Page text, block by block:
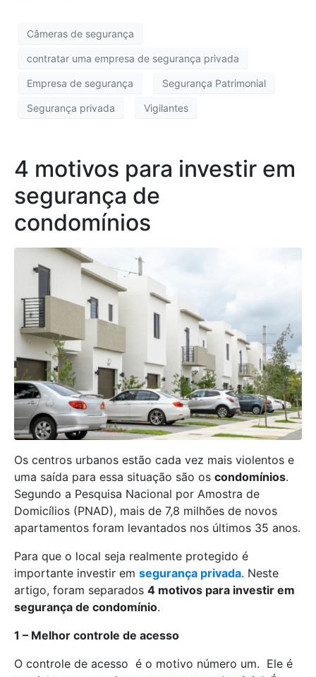
Câmeras de segurança
contratar uma empresa de segurança privada
Empresa de segurança Segurança Patrimonial
Segurança privada Vigilantes
4 motivos para investir em
segurança de
condomínios
Os centros urbanos estão cada vez mais violentos e
uma saída para essa situação são os condomínios.
Segundo a Pesquisa Nacional por Amostra de
Domicílios (PNAD), mais de 7,8 milhões de novos
apartamentos foram levantados nos últimos 35 anos.
Para que o local seja realmente protegido é
importante investir em segurança privada. Neste
artigo, foram separados 4 motivos para investir em
segurança de condomínio.
1 – Melhor controle de acesso
O controle de acesso é o motivo número um. Ele é